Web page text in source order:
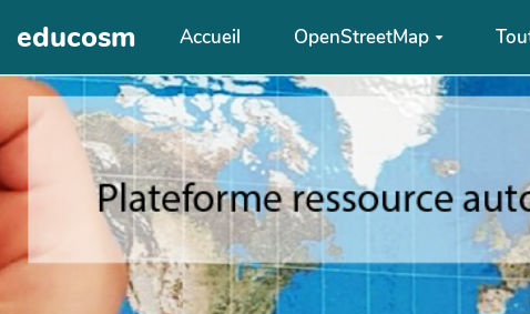
Aller au contenu principal
educosm Accueil OpenStreetMap